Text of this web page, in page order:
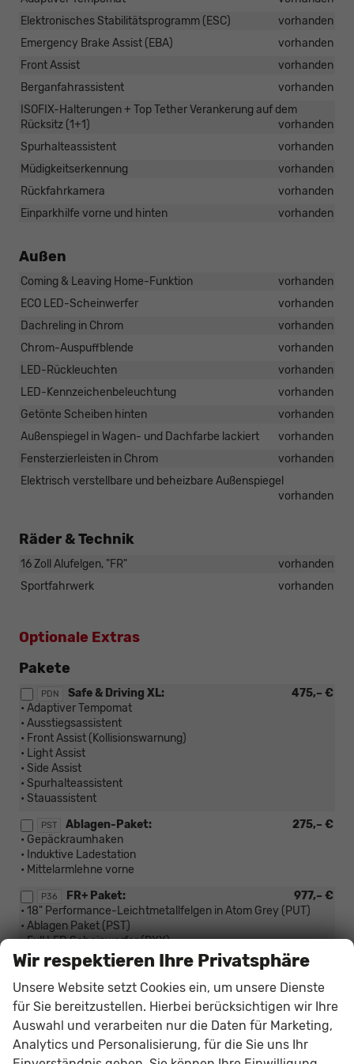
Elektronisches Stabilitätsprogramm (ESC)
vorhanden
Emergency Brake Assist (EBA)
vorhanden
Front Assist
vorhanden
Berganfahrassistent
vorhanden
ISOFIX-Halterungen + Top Tether Verankerung auf dem
Rücksitz (1+1)
vorhanden
Spurhalteassistent
vorhanden
Müdigkeitserkennung
vorhanden
Rückfahrkamera
vorhanden
Einparkhilfe vorne und hinten
vorhanden
Außen
Coming & Leaving Home-Funktion
vorhanden
ECO LED-Scheinwerfer
vorhanden
Dachreling in Chrom
vorhanden
Chrom-Auspuffblende
vorhanden
LED-Rückleuchten
vorhanden
LED-Kennzeichenbeleuchtung
vorhanden
Getönte Scheiben hinten
vorhanden
Außenspiegel in Wagen- und Dachfarbe lackiert
vorhanden
Fensterzierleisten in Chrom
vorhanden
Elektrisch verstellbare und beheizbare Außenspiegel
vorhanden
Räder & Technik
16 Zoll Alufelgen, "FR"
vorhanden
Sportfahrwerk
vorhanden
Optionale Extras
Pakete
PDN 475,– €
Safe & Driving XL:
• Adaptiver Tempomat
• Ausstiegsassistent
• Front Assist (Kollisionswarnung)
• Light Assist
• Side Assist
• Spurhalteassistent
• Stauassistent
PST 275,– €
Ablagen-Paket:
• Gepäckraumhaken
• Induktive Ladestation
• Mittelarmlehne vorne
P36 977,– €
FR+ Paket:
• 18" Performance-Leichtmetallfelgen in Atom Grey (PUT)
• Ablagen Paket (PST)
• Full LED Scheinwerfer (PXX)
• KESSY (PQS)
• Safe & Driving Paket XL (PDN)
Innen
PLI 30,– €
Ambient Light in den Lüftungsdüsen
Wir respektieren Ihre Privatsphäre
Unsere Website setzt Cookies ein, um unsere Dienste
für Sie bereitzustellen. Hierbei berücksichtigen wir Ihre
Auswahl und verarbeiten nur die Daten für Marketing,
Analytics und Personalisierung, für die Sie uns Ihr